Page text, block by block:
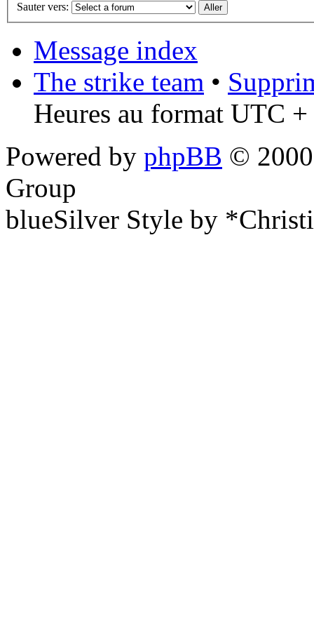
Sauter vers:
Message index
The strike team •
Heures au format UTC
Powered by phpBB ©
Group
blueSilver Style by